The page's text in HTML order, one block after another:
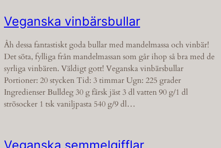
Veganska vinbärsbullar
Åh dessa fantastiskt goda bullar med mandelmassa och vinbär!
Det söta, fylliga från mandelmassan som går ihop så bra med de
syrliga vinbären. Väldigt gott! Veganska vinbärsbullar
Portioner: 20 stycken Tid: 3 timmar Ugn: 225 grader
Ingredienser Bulldeg 30 g färsk jäst 3 dl vatten 90 g/1 dl
strösocker 1 tsk vaniljpasta 540 g/9 dl…